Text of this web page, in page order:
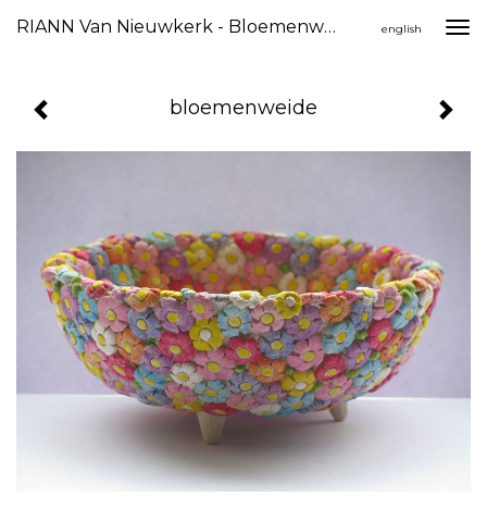
RIANN Van Nieuwkerk - Bloemenweide english
bloemenweide